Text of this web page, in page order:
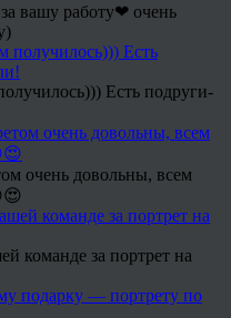
вашу работу❤ очень
Есть подруги-
очень довольны, всем
команде за портрет на